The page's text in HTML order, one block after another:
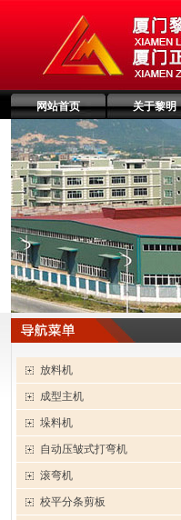
网站首页 关于黎明
放料机
成型主机
垛料机
自动压皱式打弯机
滚弯机
校平分条剪板